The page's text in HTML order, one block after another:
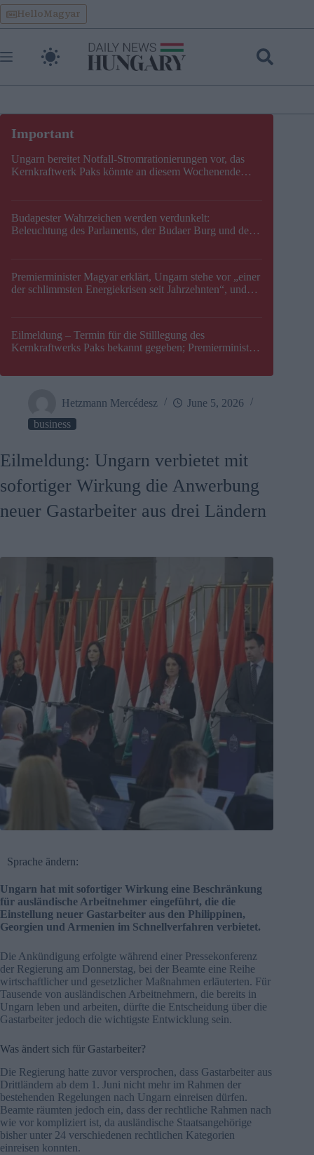
Skip
to
content
HelloMagyar
Ungarn bereitet Notfall-Stromrationierungen vor, das
Kernkraftwerk Paks könnte an diesem Wochenende
Budapester Wahrzeichen werden verdunkelt:
Beleuchtung des Parlaments, der Budaer Burg und der
Premierminister Magyar erklärt, Ungarn stehe vor „einer
der schlimmsten Energiekrisen seit Jahrzehnten“, und
Eilmeldung – Termin für die Stilllegung des
Kernkraftwerks Paks bekannt gegeben; Premierminister
Hetzmann Mercédesz
June 5, 2026
business
Eilmeldung: Ungarn verbietet mit
sofortiger Wirkung die Anwerbung
neuer Gastarbeiter aus drei Ländern
Sprache ändern:
Ungarn hat mit sofortiger Wirkung eine Beschränkung
für ausländische Arbeitnehmer eingeführt, die die
Einstellung neuer Gastarbeiter aus den Philippinen,
Georgien und Armenien im Schnellverfahren verbietet.
Die Ankündigung erfolgte während einer Pressekonferenz
der Regierung am Donnerstag, bei der Beamte eine Reihe
wirtschaftlicher und gesetzlicher Maßnahmen erläuterten. Für
Tausende von ausländischen Arbeitnehmern, die bereits in
Ungarn leben und arbeiten, dürfte die Entscheidung über die
Gastarbeiter jedoch die wichtigste Entwicklung sein.
Was ändert sich für Gastarbeiter?
Die Regierung hatte zuvor versprochen, dass Gastarbeiter aus
Drittländern ab dem 1. Juni nicht mehr im Rahmen der
bestehenden Regelungen nach Ungarn einreisen dürfen.
Beamte räumten jedoch ein, dass der rechtliche Rahmen nach
wie vor kompliziert ist, da ausländische Staatsangehörige
bisher unter 24 verschiedenen rechtlichen Kategorien
einreisen konnten.